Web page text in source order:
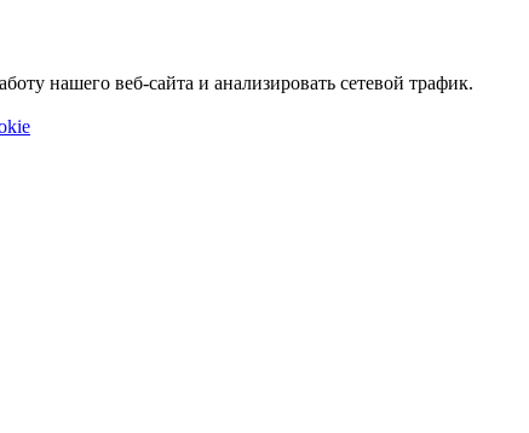
нашего веб-сайта и анализировать сетевой трафик.